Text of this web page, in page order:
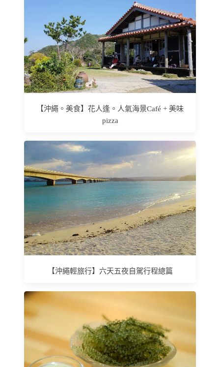
【沖繩。美食】花人逢。人氣海景Café + 美味
pizza
【沖繩輕旅行】六天五夜自駕行程總篇